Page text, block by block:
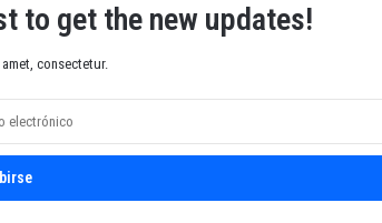
to get the new updates!
consectetur.